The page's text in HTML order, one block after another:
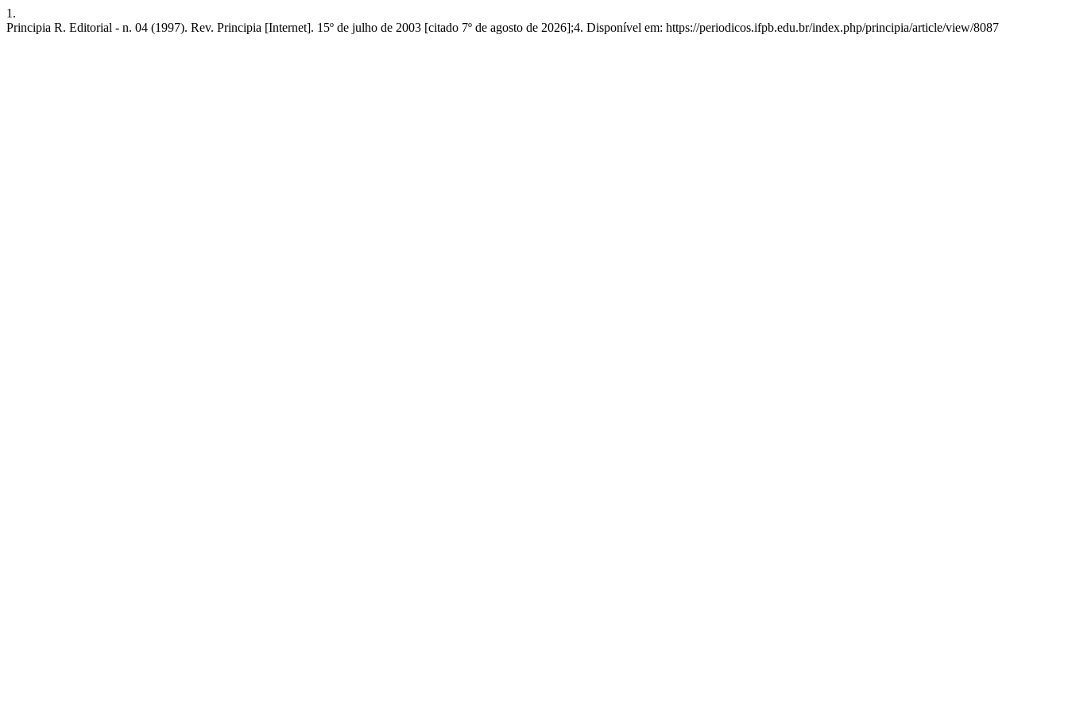
1.
Principia R. Editorial - n. 04 (1997). Rev. Principia [Internet]. 15º de julho de 2003 [citado 7º de agosto de 2026];4. Disponível em: https://periodicos.ifpb.edu.br/index.php/principia/article/view/8087